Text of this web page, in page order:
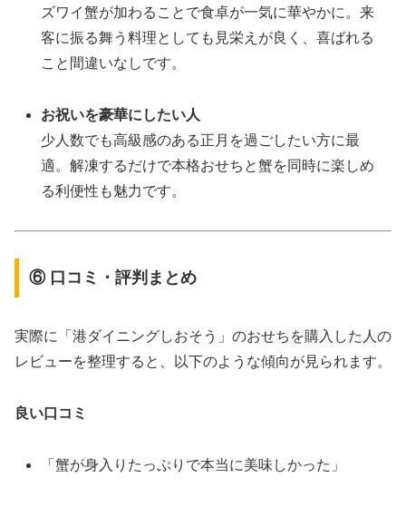
ズワイ蟹が加わることで食卓が一気に華やかに。来
客に振る舞う料理としても見栄えが良く、喜ばれる
こと間違いなしです。
お祝いを豪華にしたい人
少人数でも高級感のある正月を過ごしたい方に最
適。解凍するだけで本格おせちと蟹を同時に楽しめ
る利便性も魅力です。
⑥ 口コミ・評判まとめ
実際に「港ダイニングしおそう」のおせちを購入した人の
レビューを整理すると、以下のような傾向が見られます。
良い口コミ
「蟹が身入りたっぷりで本当に美味しかった」